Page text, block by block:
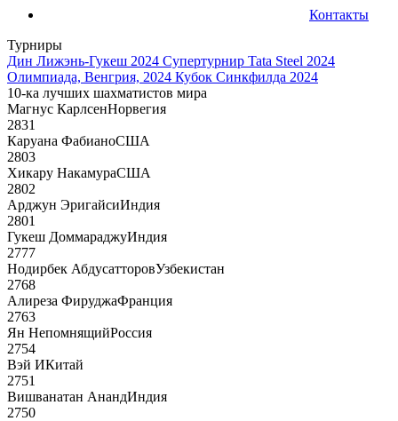
Контакты
Турниры
Дин Лижэнь-Гукеш 2024 Супертурнир Tata Steel 2024
Олимпиада, Венгрия, 2024 Кубок Синкфилда 2024
10-ка лучших шахматистов мира
Магнус КарлсенНорвегия
2831
Каруана ФабианоСША
2803
Хикару НакамураСША
2802
Арджун ЭригайсиИндия
2801
Гукеш ДоммараджуИндия
2777
Нодирбек АбдусатторовУзбекистан
2768
Алиреза ФируджаФранция
2763
Ян НепомнящийРоссия
2754
Вэй ИКитай
2751
Вишванатан АнандИндия
2750